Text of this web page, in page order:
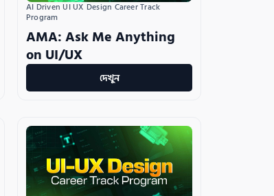
AI Driven UI UX Design Career Track
Program
AMA: Ask Me Anything
on UI/UX
দেখুন